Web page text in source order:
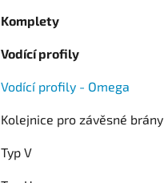
Komplety
Vodící profily
Vodící profily - Omega
Kolejnice pro závěsné brány
Typ V